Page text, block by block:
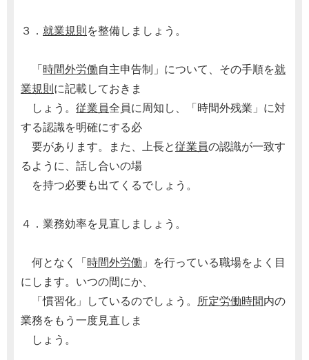
３． 就業規則を整備しましょう。
「時間外労働自主申告制」について、その手順を就
業規則に記載しておきま
しょう。 従業員全員に周知し、「時間外残業」に対
する認識を明確にする必
要があります。また、上長と従業員の認識が一致す
るように、話し合いの場
を持つ必要も出てくるでしょう。
４．業務効率を見直しましょう。
何となく「時間外労働 」を行っている職場をよく目
にします。いつの間にか、
「慣習化」しているのでしょう。 所定労働時間内の
業務をもう一度見直しま
しょう。